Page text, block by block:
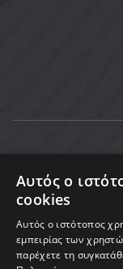
Αυτός ο
cookies
Αυτός ο ιστότοπος
εμπειρίας των
παρέχετε τη